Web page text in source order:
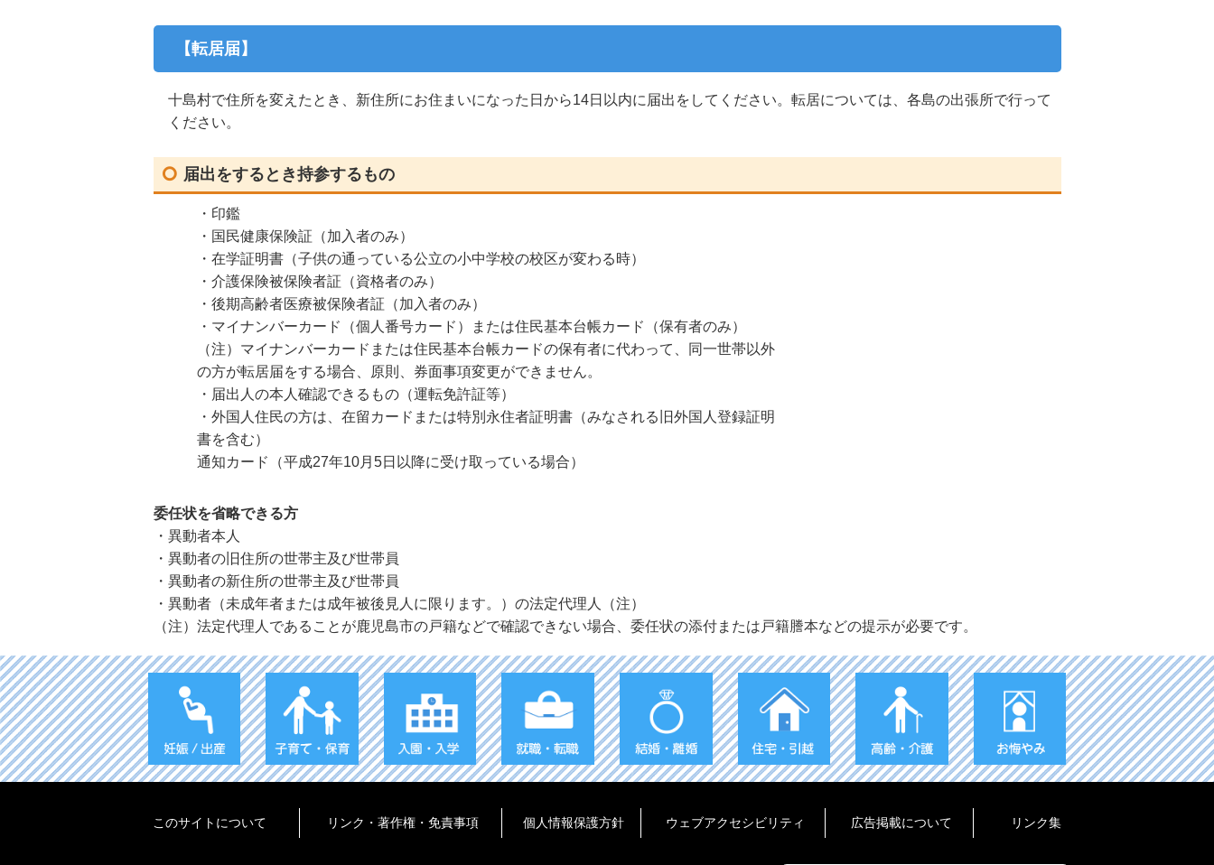
【転居届】
十島村で住所を変えたとき、新住所にお住まいになった日から14日以内に届出をしてください。転居については、各島の出張所で行って
ください。
届出をするとき持参するもの
・印鑑
・国民健康保険証（加入者のみ）
・在学証明書（子供の通っている公立の小中学校の校区が変わる時）
・介護保険被保険者証（資格者のみ）
・後期高齢者医療被保険者証（加入者のみ）
・マイナンバーカード（個人番号カード）または住民基本台帳カード（保有者のみ）
（注）マイナンバーカードまたは住民基本台帳カードの保有者に代わって、同一世帯以外
の方が転居届をする場合、原則、券面事項変更ができません。
・届出人の本人確認できるもの（運転免許証等）
・外国人住民の方は、在留カードまたは特別永住者証明書（みなされる旧外国人登録証明
書を含む）
通知カード（平成27年10月5日以降に受け取っている場合）
委任状を省略できる方
・異動者本人
・異動者の旧住所の世帯主及び世帯員
・異動者の新住所の世帯主及び世帯員
・異動者（未成年者または成年被後見人に限ります。）の法定代理人（注）
（注）法定代理人であることが鹿児島市の戸籍などで確認できない場合、委任状の添付または戸籍謄本などの提示が必要です。
このサイトについて リンク・著作権・免責事項 個人情報保護方針 ウェブアクセシビリティ 広告掲載について リンク集